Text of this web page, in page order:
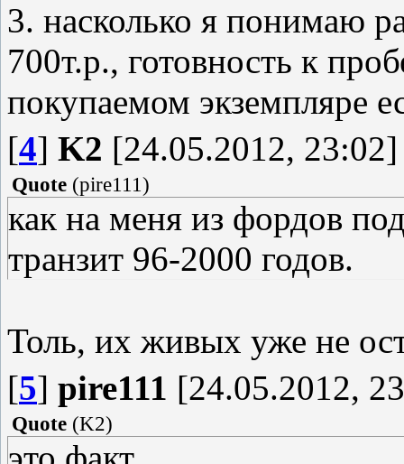
3. насколько я понимаю
700т.р., готовность к
покупаемом экземпляре
[4] K2 [24.05.2012, 23:02]
Quote (pire111)
как на меня из фордов
транзит 96-2000 годов.
Толь, их живых уже не
[5] pire111 [24.05.2012,
Quote (K2)